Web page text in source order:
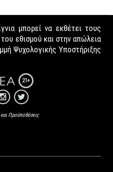
μπορεί να εκθέτει τους
εθισμού και στην απώλεια
Ψυχολογικής Υποστήριξης
21+
Προϋποθέσεις